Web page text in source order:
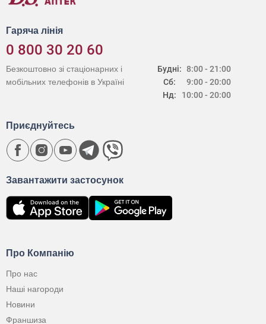
Гаряча лінія
0 800 30 20 60
Будні:
Сб:
Нд:
8:00 - 21:00
9:00 - 20:00
10:00 - 20:00
Безкоштовно зі стаціонарних і
мобільних телефонів в Україні
Про Компанію
Про нас
Наші нагороди
Новини
Франшиза
Завантажити застосунок
Приєднуйтесь